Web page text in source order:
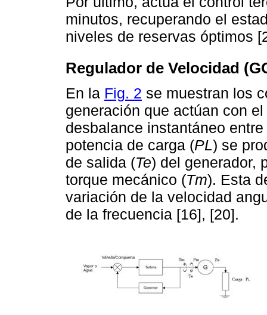
minutos, recuperando el
niveles de reservas óptimos
Regulador de Velocidad
En la Fig. 2 se muestran los
generación que actúan con
desbalance instantáneo
potencia de carga (PL) se
de salida (Te) del generador,
torque mecánico (Tm). Esta
variación de la velocidad
de la frecuencia [16], [20].